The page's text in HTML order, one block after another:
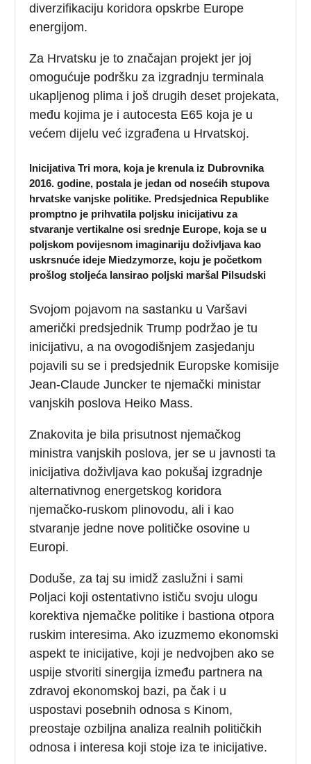
diverzifikaciju koridora opskrbe Europe
energijom.
Za Hrvatsku je to značajan projekt jer joj
omogućuje podršku za izgradnju terminala
ukapljenog plima i još drugih deset projekata,
među kojima je i autocesta E65 koja je u
većem dijelu već izgrađena u Hrvatskoj.
Inicijativa Tri mora, koja je krenula iz Dubrovnika
2016. godine, postala je jedan od nosećih stupova
hrvatske vanjske politike. Predsjednica Republike
promptno je prihvatila poljsku inicijativu za
stvaranje vertikalne osi srednje Europe, koja se u
poljskom povijesnom imaginariju doživljava kao
uskrsnuće ideje Miedzymorze, koju je početkom
prošlog stoljeća lansirao poljski maršal Pilsudski
Svojom pojavom na sastanku u Varšavi
američki predsjednik Trump podržao je tu
inicijativu, a na ovogodišnjem zasjedanju
pojavili su se i predsjednik Europske komisije
Jean-Claude Juncker te njemački ministar
vanjskih poslova Heiko Mass.
Znakovita je bila prisutnost njemačkog
ministra vanjskih poslova, jer se u javnosti ta
inicijativa doživljava kao pokušaj izgradnje
alternativnog energetskog koridora
njemačko-ruskom plinovodu, ali i kao
stvaranje jedne nove političke osovine u
Europi.
Doduše, za taj su imidž zaslužni i sami
Poljaci koji ostentativno ističu svoju ulogu
korektiva njemačke politike i bastiona otpora
ruskim interesima. Ako izuzmemo ekonomski
aspekt te inicijative, koji je nedvojben ako se
uspije stvoriti sinergija između partnera na
zdravoj ekonomskoj bazi, pa čak i u
uspostavi posebnih odnosa s Kinom,
preostaje ozbiljna analiza realnih političkih
odnosa i interesa koji stoje iza te inicijative.